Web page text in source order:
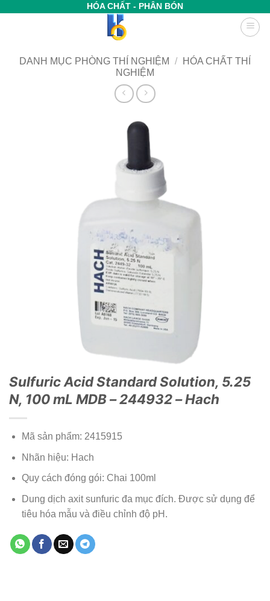
HÓA CHẤT - PHÂN BÓN
DANH MỤC PHÒNG THÍ NGHIỆM /
HÓA CHẤT THÍ
NGHIỆM
Sulfuric Acid Standard Solution, 5.25
N, 100 mL MDB – 244932 – Hach
Mã sản phẩm: 2415915
Nhãn hiệu: Hach
Quy cách đóng gói: Chai 100ml
Dung dịch axit sunfuric đa mục đích. Được sử dụng để
tiêu hóa mẫu và điều chỉnh độ pH.